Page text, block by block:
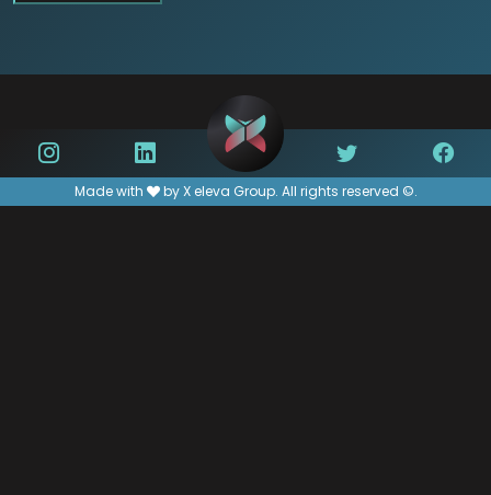
Made with by X eleva Group. All rights reserved ©.